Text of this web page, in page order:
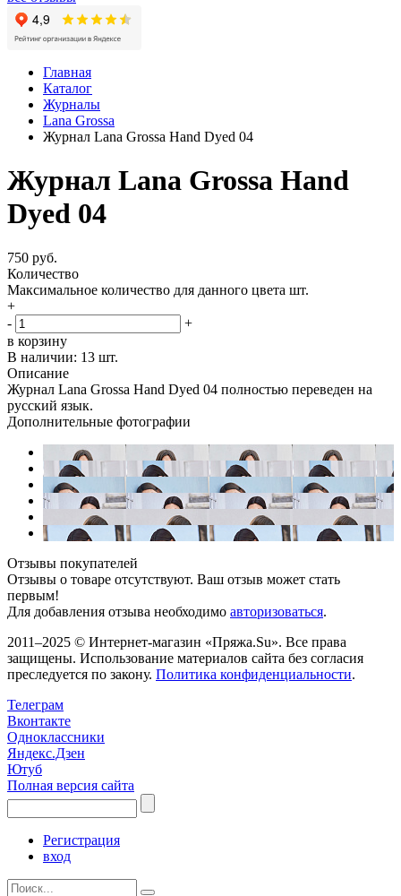
Главная
Каталог
Журналы
Lana Grossa
Журнал Lana Grossa Hand Dyed 04
Журнал Lana Grossa Hand
Dyed 04
750 руб.
Количество
Максимальное количество для данного цвета шт.
+
-
+
в корзину
В наличии: 13 шт.
Описание
Журнал Lana Grossa Hand Dyed 04 полностью переведен на
русский язык.
Дополнительные фотографии
Отзывы покупателей
Отзывы о товаре отсутствуют. Ваш отзыв может стать
первым!
Для добавления отзыва необходимо авторизоваться.
2011–2025 © Интернет-магазин «Пряжа.Su». Все права
защищены. Использование материалов сайта без согласия
преследуется по закону. Политика конфиденциальности.
Телеграм
Вконтакте
Одноклассники
Яндекс.Дзен
Ютуб
Полная версия сайта
Регистрация
вход